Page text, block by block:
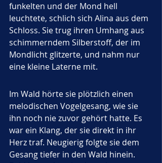
funkelten und der Mond hell
leuchtete, schlich sich Alina aus dem
Schloss. Sie trug ihren Umhang aus
schimmerndem Silberstoff, der im
Mondlicht glitzerte, und nahm nur
eine kleine Laterne mit.
Im Wald hörte sie plötzlich einen
melodischen Vogelgesang, wie sie
ihn noch nie zuvor gehört hatte. Es
war ein Klang, der sie direkt in ihr
Herz traf. Neugierig folgte sie dem
Gesang tiefer in den Wald hinein.